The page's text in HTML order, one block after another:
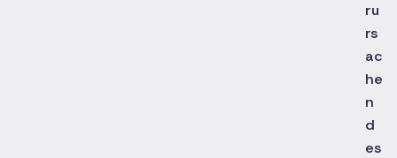
ru
rs
ac
he
n
d
es